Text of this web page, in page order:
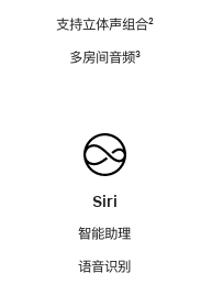
支持立体声组合脚
²
多房间音频脚
³
Siri
智能助理
语音识别